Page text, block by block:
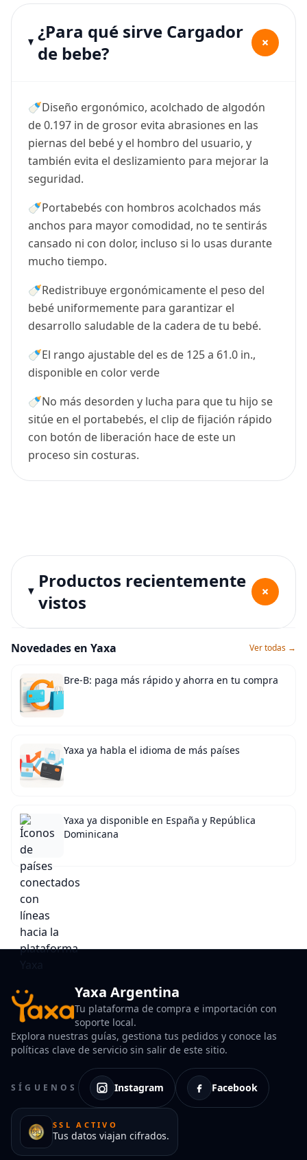
¿Para qué sirve Cargador
de bebe?
+
🍼Diseño ergonómico, acolchado de algodón
de 0.197 in de grosor evita abrasiones en las
piernas del bebé y el hombro del usuario, y
también evita el deslizamiento para mejorar la
seguridad.
🍼Portabebés con hombros acolchados más
anchos para mayor comodidad, no te sentirás
cansado ni con dolor, incluso si lo usas durante
mucho tiempo.
🍼Redistribuye ergonómicamente el peso del
bebé uniformemente para garantizar el
desarrollo saludable de la cadera de tu bebé.
🍼El rango ajustable del es de 125 a 61.0 in.,
disponible en color verde
🍼No más desorden y lucha para que tu hijo se
sitúe en el portabebés, el clip de fijación rápido
con botón de liberación hace de este un
proceso sin costuras.
Productos recientemente
vistos
+
Novedades en Yaxa Ver todas →
Bre-B: paga más rápido y ahorra en tu compra
Yaxa ya habla el idioma de más países
Yaxa ya disponible en España y República
Dominicana
Yaxa Argentina
Tu plataforma de compra e importación con
soporte local.
Explora nuestras guías, gestiona tus pedidos y conoce las
políticas clave de servicio sin salir de este sitio.
SÍGUENOS Instagram Facebook
SSL ACTIVO
Tus datos viajan cifrados.